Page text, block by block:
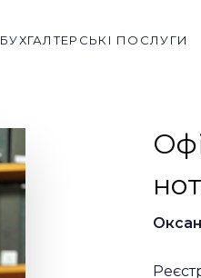
БУХГАЛТЕРСЬКІ ПОСЛУГИ